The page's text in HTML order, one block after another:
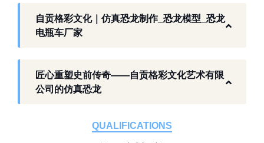
以工厂生产能力，为各地客户提供史前主题相
关产品与服务。
工厂生产基础 构建恐龙产业全链服务
作为开展史前仿真模型生产的恐龙制作工厂，
板仓工业园，拥有标准化生产车间、配套生产
自贡格彩文化｜仿真恐龙制作_恐龙模型_恐龙
电瓶车厂家
匠心重塑史前传奇——自贡格彩文化艺术有限
公司的仿真恐龙
QUALIFICATIONS